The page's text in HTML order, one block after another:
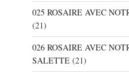
025 ROSAIRE AVEC
(21)
026 ROSAIRE AVEC
SALETTE(21)